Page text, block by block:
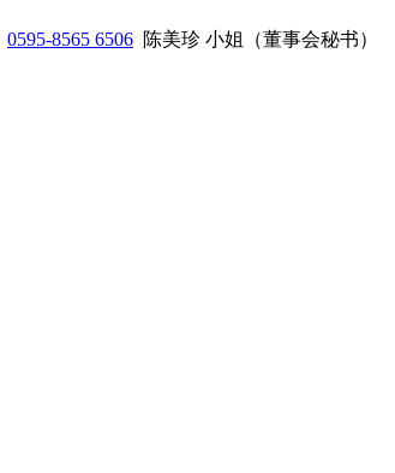
0595-8565 6506 陈美珍 小姐（董事会秘书）